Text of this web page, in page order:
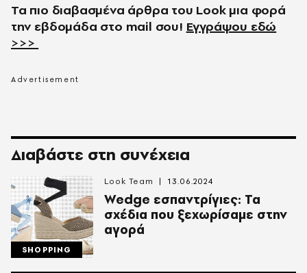
Τα πιο διαβασμένα άρθρα του Look μια φορά
την εβδομάδα στο mail σου! Εγγράψου εδώ
>>>
Διαβάστε στη συνέχεια
SHOPPING
Wedge εσπαντρίγιες: Τα
σχέδια που ξεχωρίσαμε στην
αγορά
Look Team 13.06.2024